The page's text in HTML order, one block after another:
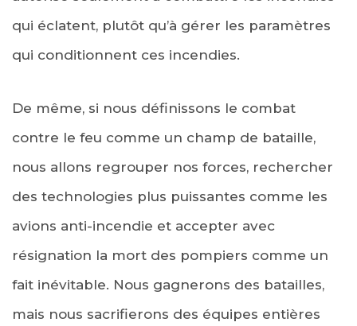
qui éclatent, plutôt qu’à gérer les paramètres
qui conditionnent ces incendies.
De même, si nous définissons le combat
contre le feu comme un champ de bataille,
nous allons regrouper nos forces, rechercher
des technologies plus puissantes comme les
avions anti-incendie et accepter avec
résignation la mort des pompiers comme un
fait inévitable. Nous gagnerons des batailles,
mais nous sacrifierons des équipes entières